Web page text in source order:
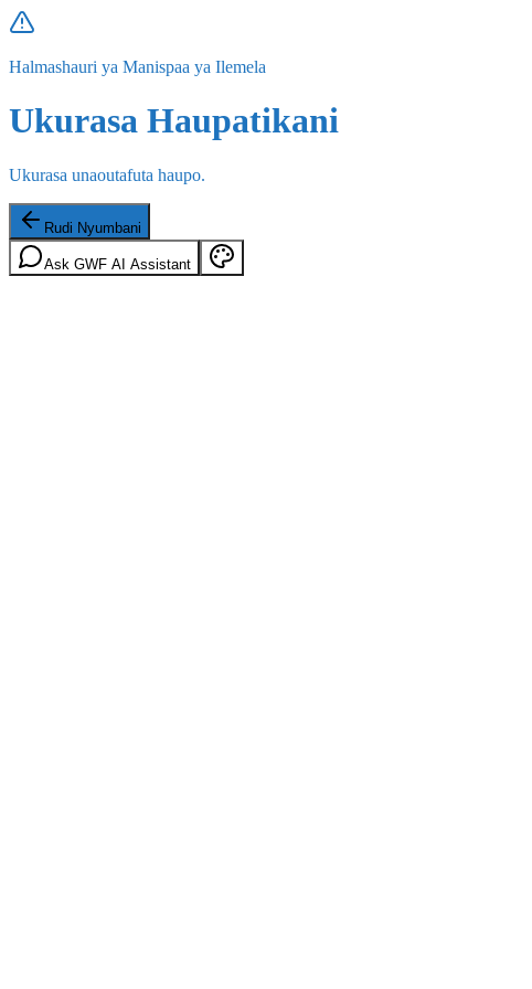
Halmashauri ya Manispaa ya Ilemela
Ukurasa Haupatikani
Ukurasa unaoutafuta haupo.
Rudi Nyumbani
Ask GWF AI Assistant